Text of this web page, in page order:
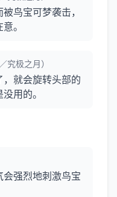
鸟宝可梦袭击，
。
究极之月）
就会旋转头部的
用的。
强烈地刺激鸟宝